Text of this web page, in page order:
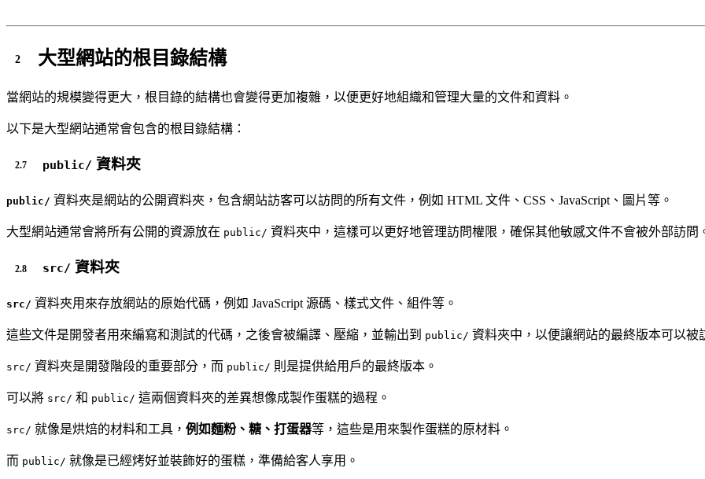
大型網站的根目錄結構
當網站的規模變得更大，根目錄的結構也會變得更加複雜，以便更好地組織和管理大量的文件和資料。
以下是大型網站通常會包含的根目錄結構：
public/ 資料夾
public/ 資料夾是網站的公開資料夾，包含網站訪客可以訪問的所有文件，例如 HTML 文件、CSS、JavaScript、圖片等。
大型網站通常會將所有公開的資源放在 public/ 資料夾中，這樣可以更好地管理訪問權限，確保其他敏感文件不會被外部訪問
src/ 資料夾
src/ 資料夾用來存放網站的原始代碼，例如 JavaScript 源碼、樣式文件、組件等。
這些文件是開發者用來編寫和測試的代碼，之後會被編譯、壓縮，並輸出到 public/ 資料夾中，以便讓網站的最終版本可以被
src/ 資料夾是開發階段的重要部分，而 public/ 則是提供給用戶的最終版本。
可以將 src/ 和 public/ 這兩個資料夾的差異想像成製作蛋糕的過程。
src/ 就像是烘焙的材料和工具， 例如麵粉、糖、打蛋器等，這些是用來製作蛋糕的原材料。
而 public/ 就像是已經烤好並裝飾好的蛋糕，準備給客人享用。